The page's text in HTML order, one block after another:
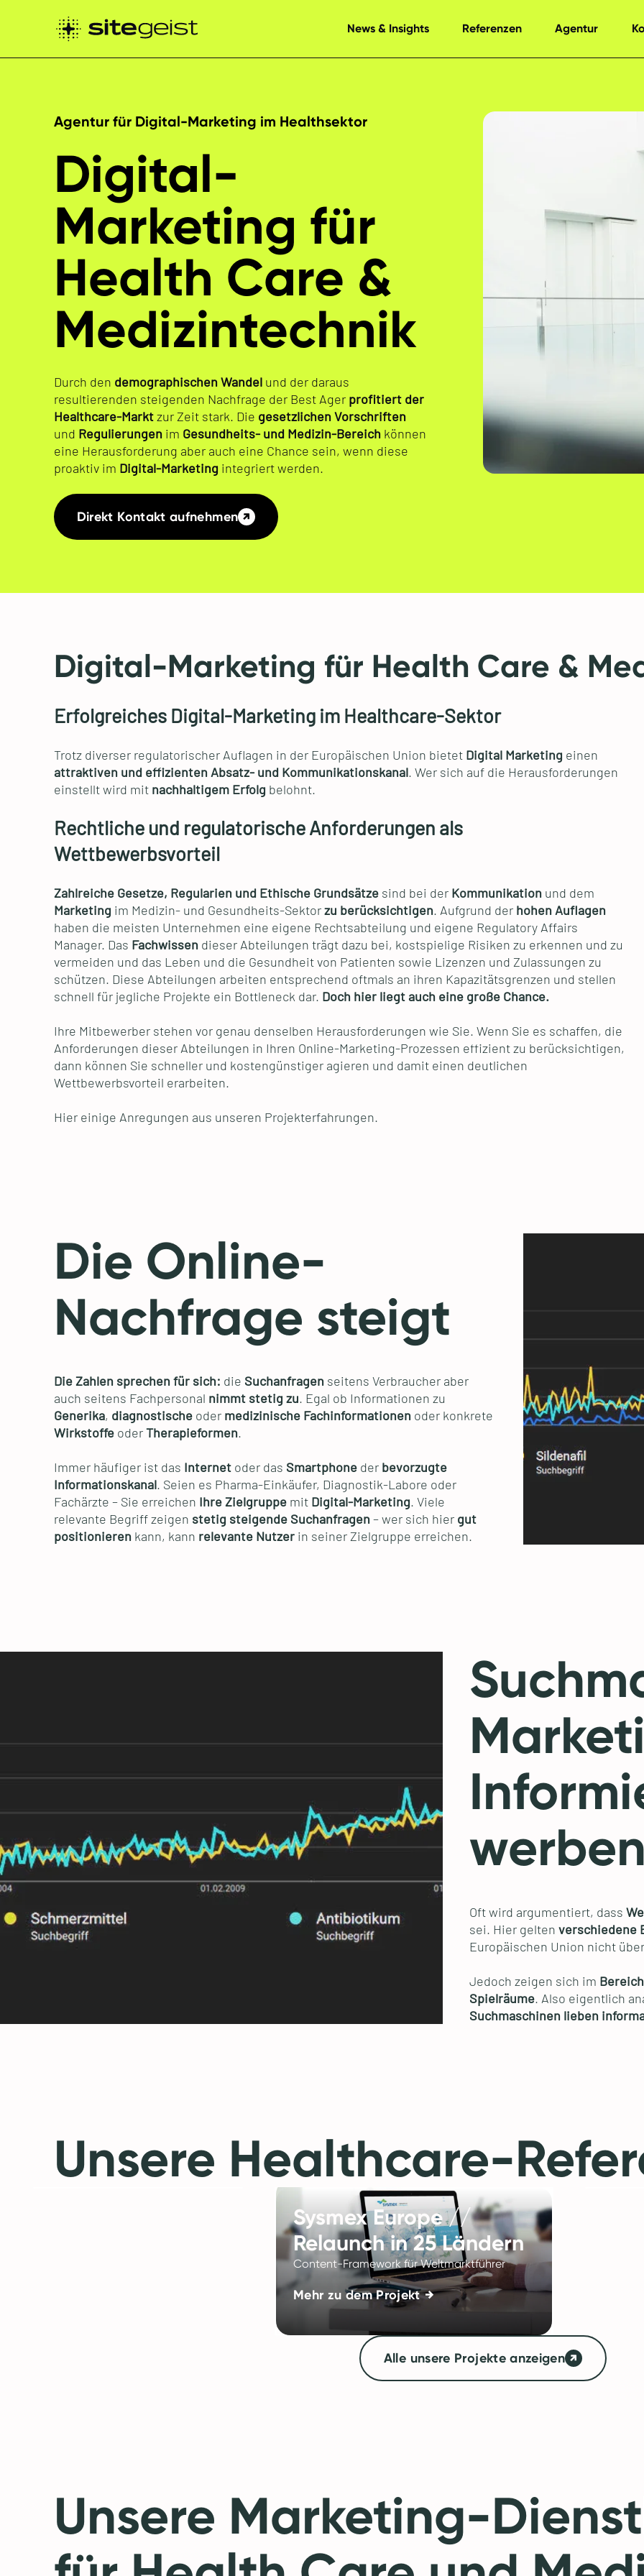
News & Insights Referenzen Agentur
Agentur für Digital-Marketing im Healthsektor
Digital-
Marketing für
Health Care &
Medizintechnik
Durch den demographischen Wandelund der daraus
resultierenden steigenden Nachfrage der Best Ager profitiert der
Healthcare-Marktzur Zeit stark. Die gesetzlichen Vorschriften
und Regulierungen im Gesundheits- und Medizin-Bereichkönnen
eine Herausforderung aber auch eine Chance sein, wenn diese
proaktiv im Digital-Marketing integriert werden.
Direkt Kontakt aufnehmen
Digital-Marketing für Health Care &
Erfolgreiches Digital-Marketing im Healthcare-Sektor
Trotz diverser regulatorischer Auflagen in der Europäischen Union bietet Digital Marketing einen
attraktiven und effizienten Absatz- und Kommunikationskanal. Wer sich auf die Herausforderungen
einstellt wird mit nachhaltigem Erfolg belohnt.
Rechtliche und regulatorische Anforderungen als
Wettbewerbsvorteil
Zahlreiche Gesetze, Regularien und Ethische Grundsätzesind bei der Kommunikationund dem
Marketing im Medizin- und Gesundheits-Sektorzu berücksichtigen. Aufgrund der hohen Auflagen
haben die meisten Unternehmen eine eigene Rechtsabteilung und eigene Regulatory Affairs
Manager. Das Fachwissen dieser Abteilungen trägt dazu bei, kostspielige Risiken zu erkennen und zu
vermeiden und das Leben und die Gesundheit von Patienten sowie Lizenzen und Zulassungen zu
schützen. Diese Abteilungen arbeiten entsprechend oftmals an ihren Kapazitätsgrenzen und stellen
schnell für jegliche Projekte ein Bottleneck dar. Doch hier liegt auch eine große Chance.
Ihre Mitbewerber stehen vor genau denselben Herausforderungen wie Sie. Wenn Sie es schaffen, die
Anforderungen dieser Abteilungen in Ihren Online-Marketing-Prozessen effizient zu berücksichtigen,
dann können Sie schneller und kostengünstiger agieren und damit einen deutlichen
Wettbewerbsvorteil erarbeiten.
Hier einige Anregungen aus unseren Projekterfahrungen.
Die Online-
Nachfrage steigt
Die Zahlen sprechen für sich: die Suchanfragen seitens Verbraucher aber
auch seitens Fachpersonal nimmt stetig zu. Egal ob Informationen zu
Generika, diagnostische oder medizinische Fachinformationen oder konkrete
Wirkstoffe oderTherapieformen.
Immer häufiger ist das Internet oder das Smartphone der bevorzugte
Informationskanal. Seien es Pharma-Einkäufer, Diagnostik-Labore oder
Fachärzte – Sie erreichen IhreZielgruppe mit Digital-Marketing. Viele
relevante Begriff zeigen stetig steigende Suchanfragen– wer sich hiergut
positionierenkann, kann relevante Nutzerin seiner Zielgruppe erreichen.
werben
Oft wird argumentiert, dass
sei. Hier geltenverschiedene
Europäischen Union nicht
Jedoch zeigen sich im
Spielräume. Also eigentlich
Suchmaschinen lieben
Unsere Healthcare-
Sysmex Europe //
Relaunch in 25 Ländern
Content-Framework für Weltmarktführer
Mehr zu dem Projekt
Alle unsere Projekte anzeigen
Unsere Marketing-